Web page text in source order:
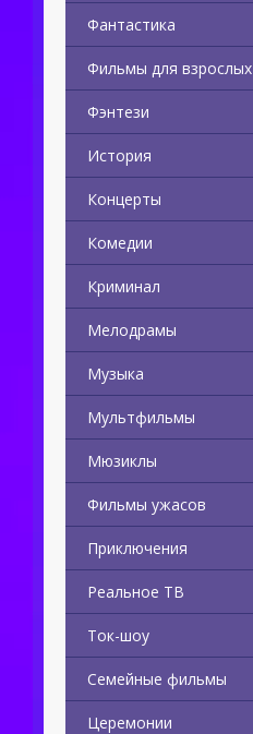
Фантастика
Фильмы для взрослых
Фэнтези
История
Концерты
Комедии
Криминал
Мелодрамы
Музыка
Мультфильмы
Мюзиклы
Фильмы ужасов
Приключения
Реальное ТВ
Ток-шоу
Семейные фильмы
Церемонии